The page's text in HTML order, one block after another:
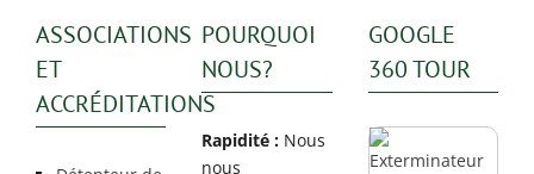
ASSOCIATIONS
ET
ACCRÉDITATIONS
POURQUOI
NOUS?
Rapidité : Nous
nous
GOOGLE
360 TOUR